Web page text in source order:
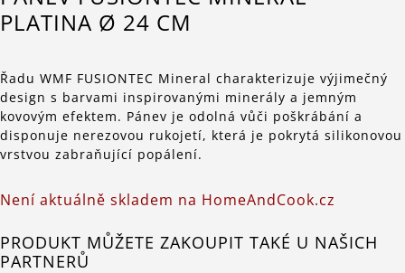
PLATINA Ø 24 CM
Řadu WMF FUSIONTEC Mineral charakterizuje výjimečný
design s barvami inspirovanými minerály a jemným
kovovým efektem. Pánev je odolná vůči poškrábání a
disponuje nerezovou rukojetí, která je pokrytá silikonovou
vrstvou zabraňující popálení.
Není aktuálně skladem na HomeAndCook.cz
PRODUKT MŮŽETE ZAKOUPIT TAKÉ U NAŠICH
PARTNERŮ